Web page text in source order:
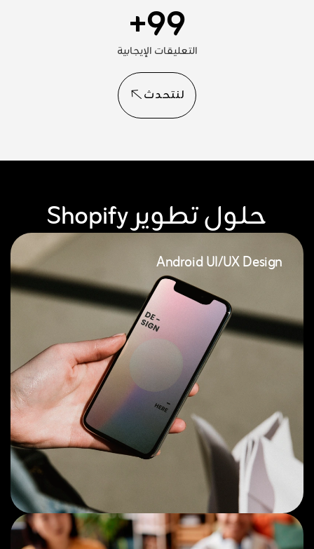
التعليقات الإيجابية
99
+
لنتحدث
حلول تطوير Shopify
Android UI/UX Design